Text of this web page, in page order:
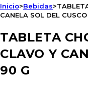
CLAVO
Y
SOL
DEL
90
Inicio>Bebidas>
CANELA SOL DEL
TABLETA
CLAVO Y
90 G